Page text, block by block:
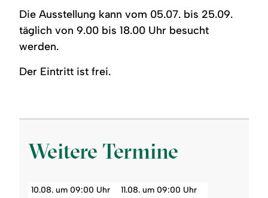
Die Ausstellung kann vom 05.07. bis 25.09.
täglich von 9.00 bis 18.00 Uhr besucht
werden.
Der Eintritt ist frei.
Weitere Termine
10.08. um 09:00 Uhr
11.08. um 09:00 Uhr